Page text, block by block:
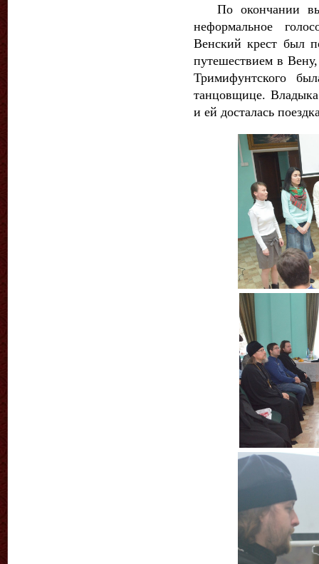
По окончании
неформальное
Венский крест был
путешествием в
Тримифунтского
танцовщице.
и ей досталась